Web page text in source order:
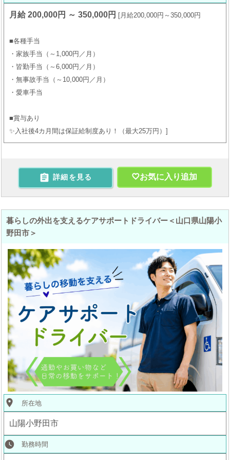
月給 200,000円 ～ 350,000円 月給200,000円～350,000円
■各種手当
・家族手当（～1,000円／月）
・皆勤手当（～6,000円／月）
・無事故手当（～10,000円／月）
・愛車手当
■賞与あり
✨入社後4カ月間は保証給制度あり！（最大25万円）
 詳細を見る お気に入り追加
暮らしの外出を支えるケアサポートドライバー＜山口県山陽小
野田市＞
place 所在地
山陽小野田市
watch_later 勤務時間